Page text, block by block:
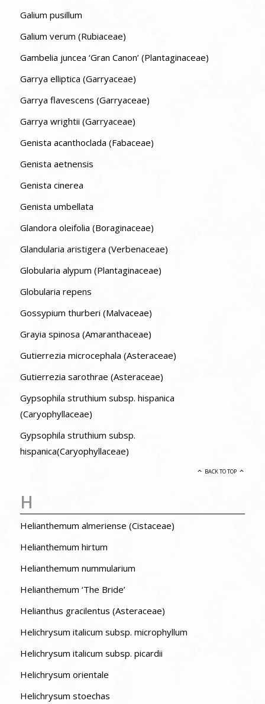
Galium pusillum
Galium verum (Rubiaceae)
Gambelia juncea ‘Gran Canon’ (Plantaginaceae)
Garrya elliptica (Garryaceae)
Garrya flavescens (Garryaceae)
Garrya wrightii (Garryaceae)
Genista acanthoclada (Fabaceae)
Genista aetnensis
Genista cinerea
Genista umbellata
Glandora oleifolia (Boraginaceae)
Glandularia aristigera (Verbenaceae)
Globularia alypum (Plantaginaceae)
Globularia repens
Gossypium thurberi (Malvaceae)
Grayia spinosa (Amaranthaceae)
Gutierrezia microcephala (Asteraceae)
Gutierrezia sarothrae (Asteraceae)
Gypsophila struthium subsp. hispanica
(Caryophyllaceae)
Gypsophila struthium subsp.
hispanica(Caryophyllaceae)
BACK TO TOP
H
Helianthemum almeriense (Cistaceae)
Helianthemum hirtum
Helianthemum nummularium
Helianthemum ‘The Bride’
Helianthus gracilentus (Asteraceae)
Helichrysum italicum subsp. microphyllum
Helichrysum italicum subsp. picardii
Helichrysum orientale
Helichrysum stoechas